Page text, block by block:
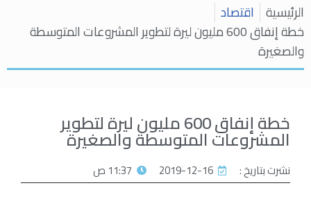
الرئيسية اقتصاد
خطة إنفاق 600 مليون ليرة لتطوير المشروعات المتوسطة
والصغيرة
خطة إنفاق 600 مليون ليرة لتطوير
المشروعات المتوسطة والصغيرة
نشرت بتاريخ : 2019-12-16 11:37 ص